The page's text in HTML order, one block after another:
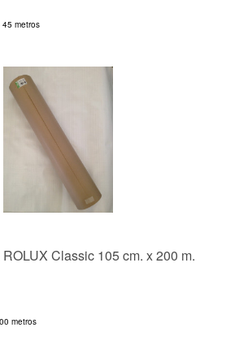
45 metros
Classic 105 cm. x 200 m.
metros